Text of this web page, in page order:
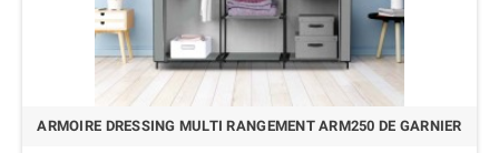
ARMOIRE DRESSING MULTI RANGEMENT ARM250 DE GARNIER